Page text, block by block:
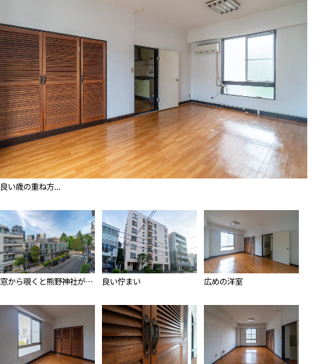
良い歳の重ね方...
窓から覗くと熊野神社が見える 良い佇まい 広めの洋室